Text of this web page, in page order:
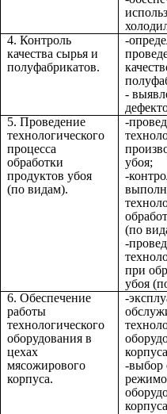
4. Контроль
качества сырья и
полуфабрикатов.
-
-
5. Проведение
технологического
процесса
обработки
продуктов убоя
(по видам).
-
убоя;
-
(по
-
при
убоя
6. Обеспечение
работы
технологического
оборудования в
цехах
мясожирового
корпуса.
-
-выбор